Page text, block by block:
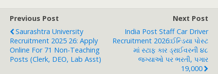
Previous Post
Saurashtra University
Recruitment 2025 26: Apply
Online For 71 Non-Teaching
Posts (Clerk, DEO, Lab Asst)
Next Post
India Post Staff Car Driver
Recruitment 2026:ઈન્ડિયા પોસ્ટ
માં સ્ટાફ કાર ડ્રાઈવરની ૪૮
જગ્યાઓ પર ભરતી, પગાર
19,000